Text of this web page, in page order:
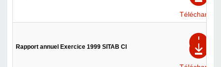
Télécharger
Rapport annuel Exercice 1999 SITAB CI